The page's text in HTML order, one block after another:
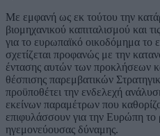
Με εμφανή ως εκ τούτου την
βιομηχανικού καπιταλισμού και
για το ευρωπαϊκό οικοδόμημα το
σχετίζεται προφανώς με την
έντασης αυτών των προκλήσεων
θέσπισης παρεμβατικών
προϋποθέτει την ενδελεχή
εκείνων παραμέτρων που
επιφυλάσσουν για την Ευρώπη το
ηγεμονεύουσας δύναμης.